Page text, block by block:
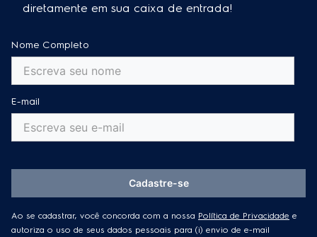
diretamente em sua caixa de entrada!
Nome Completo
E-mail
Ao se cadastrar, você concorda com a nossa Política de Privacidade e
autoriza o uso de seus dados pessoais para (i) envio de e-mail
Cadastre-se